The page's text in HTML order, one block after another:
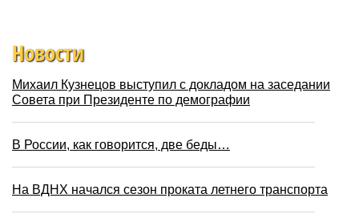
Новости
Михаил Кузнецов выступил с докладом на заседании
Совета при Президенте по демографии
В России, как говорится, две беды…
На ВДНХ начался сезон проката летнего транспорта